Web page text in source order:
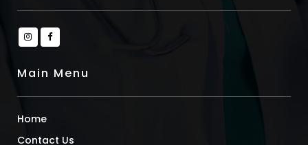
Main Menu
Home
Contact Us